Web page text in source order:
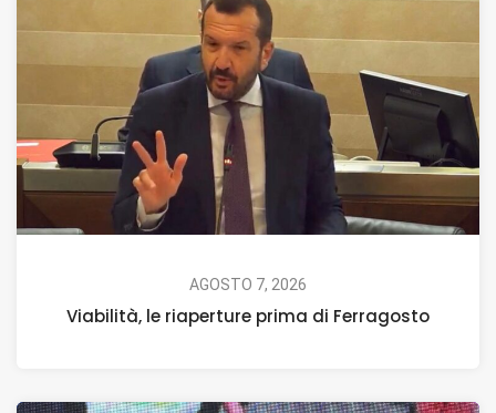
AGOSTO 7, 2026
Viabilità, le riaperture prima di Ferragosto